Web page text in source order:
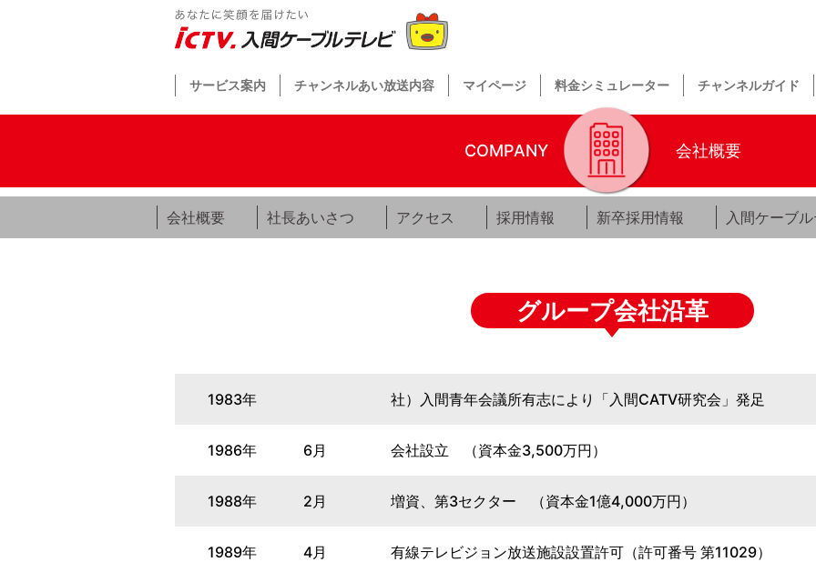
サービス案内 チャンネルあい放送内容 マイページ 料金シミュレーター チャンネルガイド
COMPANY 会社概要
会社概要 社長あいさつ アクセス 採用情報 新卒採用情報 入間ケーブ
グループ会社沿革
1983年 社）入間青年会議所有志により「入間CATV研究会」発足
1986年 6月 会社設立 （資本金3,500万円）
1988年 2月 増資、第3セクター （資本金1億4,000万円）
1989年 4月 有線テレビジョン放送施設設置許可（許可番号 第11029）